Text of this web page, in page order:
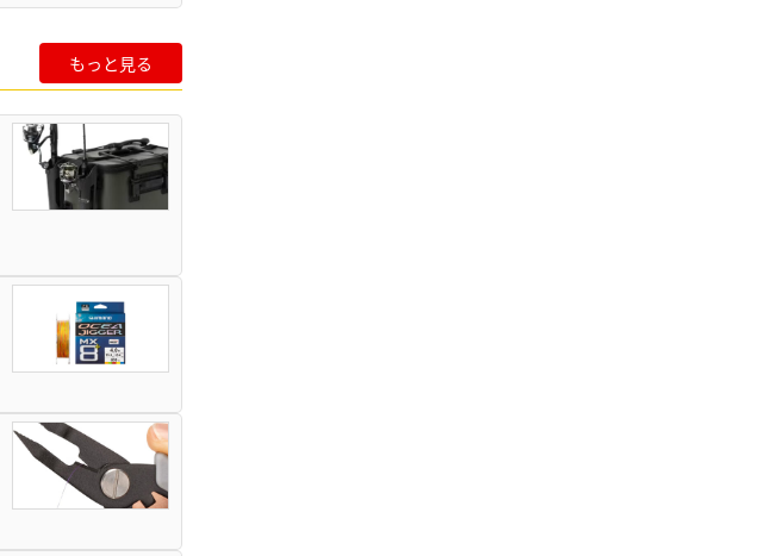
もっと見る